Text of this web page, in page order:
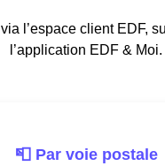
via l’espace client EDF,
l’application EDF & Moi.
📮 Par voie postale